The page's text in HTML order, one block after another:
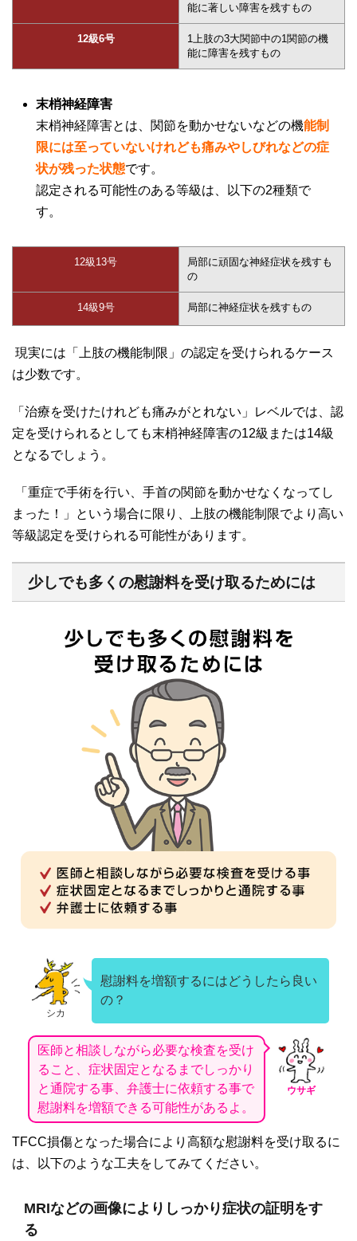
能に著しい障害を残すもの
12級6号 1 上肢の3大関節中の1関節の機
能に障害を残すもの
末梢神経障害
末梢神経障害とは、関節を動かせないなどの機能制
限には至っていないけれども痛みやしびれなどの症
状が残った状態です。
認定される可能性のある等級は、以下の2種類で
す。
12級 13号
局部に頑固な神経症状を残すも
の
14級9号 局部に神経症状を残すもの
現実には「上肢の機能制限」の認定を受けられるケース
は少数です。
「治療を受けたけれども痛みがとれない」レベルでは、認
定を受けられるとしても末梢神経障害の12級または14級
となるでしょう。
「重症で手術を行い、手首の関節を動かせなくなってし
まった！」という場合に限り、上肢の機能制限でより高い
等級認定を受けられる可能性があります。
少しでも多くの慰謝料を受け取るためには
シカ
慰謝料を増額するにはどうしたら良い
の？
ウサギ
医師と相談しながら必要な検査を受け
ること、症状固定となるまでしっかり
と通院する事、弁護士に依頼する事で
慰謝料を増額できる可能性があるよ。
TFCC損傷となった場合により高額な慰謝料を受け取るに
は、以下のような工夫をしてみてください。
MRIなどの画像によりしっかり症状の証明をす
る